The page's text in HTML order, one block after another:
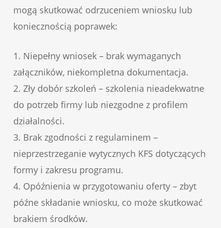
mogą skutkować odrzuceniem wniosku lub
koniecznością poprawek:
1. Niepełny wniosek – brak wymaganych
załączników, niekompletna dokumentacja.
2. Zły dobór szkoleń – szkolenia nieadekwatne
do potrzeb firmy lub niezgodne z profilem
działalności.
3. Brak zgodności z regulaminem –
nieprzestrzeganie wytycznych KFS dotyczących
formy i zakresu programu.
4. Opóźnienia w przygotowaniu oferty – zbyt
późne składanie wniosku, co może skutkować
brakiem środków.